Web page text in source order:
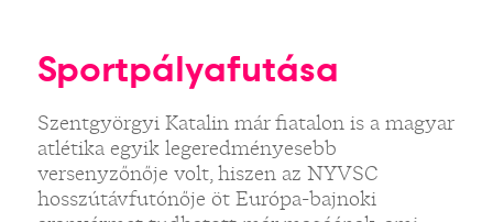
Sportpályafutása
Szentgyörgyi Katalin már fiatalon is a magyar
atlétika egyik legeredményesebb
versenyzőnője volt, hiszen az NYVSC
hosszútávfutónője öt Európa-bajnoki